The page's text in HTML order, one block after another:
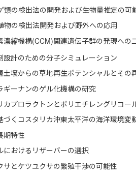
類の検出法の開発および生物量推定の可
物の検出法開発および野外への応用
濃縮機構(CCM)関連遺伝子群の発現への
設計のための分子シミュレーション
土壌からの草地再生ポテンシャルとその
ギーナンのゲル化機構の研究
カプロラクトンとポリエチレングリコー
づくコスタリカ沖東太平洋の海洋環境変
期特性
におけるリザーバーの選択
サとケツユクサの繁殖干渉の可能性